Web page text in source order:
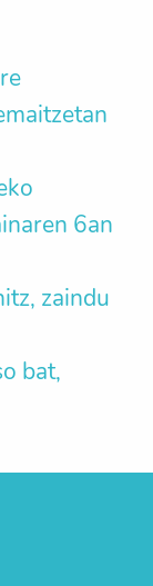
6an
zaindu
bat,